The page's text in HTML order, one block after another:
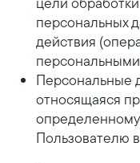
персональных
действия
Персональные
относящаяся
Пользователю